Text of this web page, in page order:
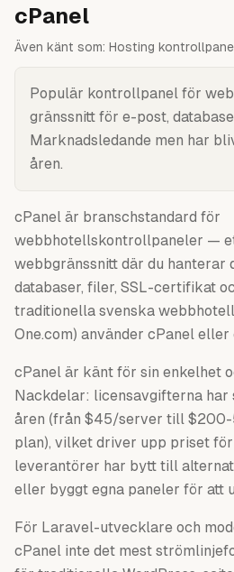
cPanel
Även känt som: Hosting
Populär kontrollpanel för
gränssnitt för e-post,
Marknadsledande men har
åren.
cPanel är branschstandard för
webbhotellskontrollpaneler —
webbgränssnitt där du hanterar
databaser, filer, SSL-certifikat
traditionella svenska webbhotell
One.com) använder cPanel
cPanel är känt för sin enkelhet
Nackdelar: licensavgifterna
åren (från $45/server till $200-
plan), vilket driver upp priset
leverantörer har bytt till
eller byggt egna paneler för att
För Laravel-utvecklare och
cPanel inte det mest